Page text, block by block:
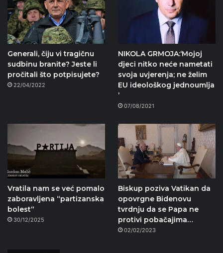
Generali, čiju vi tragičnu
sudbinu branite? Jeste li
pročitali što potpisujete?
22/04/2022
NIKOLA GRMOJA:‘Mojoj
djeci nitko neće nametati
svoja uvjerenja; ne želim
EU ideološkog jednoumlja
’
07/08/2021
Vratila nam se već pomalo
zaboravljena “partizanska
bolest“
30/12/2025
Biskup poziva Vatikan da
opovrgne Bidenovu
tvrdnju da se Papa ne
protivi pobačajima…
02/02/2023